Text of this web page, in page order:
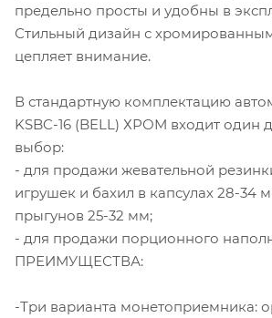
предельно просты и удобны в
Стильный дизайн с
цепляет внимание.
В стандартную комплектацию
KSBC-16 (BELL) ХРОМ входит один
выбор:
- для продажи жевательной
игрушек и бахил в капсулах 28-34
прыгунов 25-32 мм;
- для продажи порционного
ПРЕИМУЩЕСТВА:
-Три варианта монетоприемника: